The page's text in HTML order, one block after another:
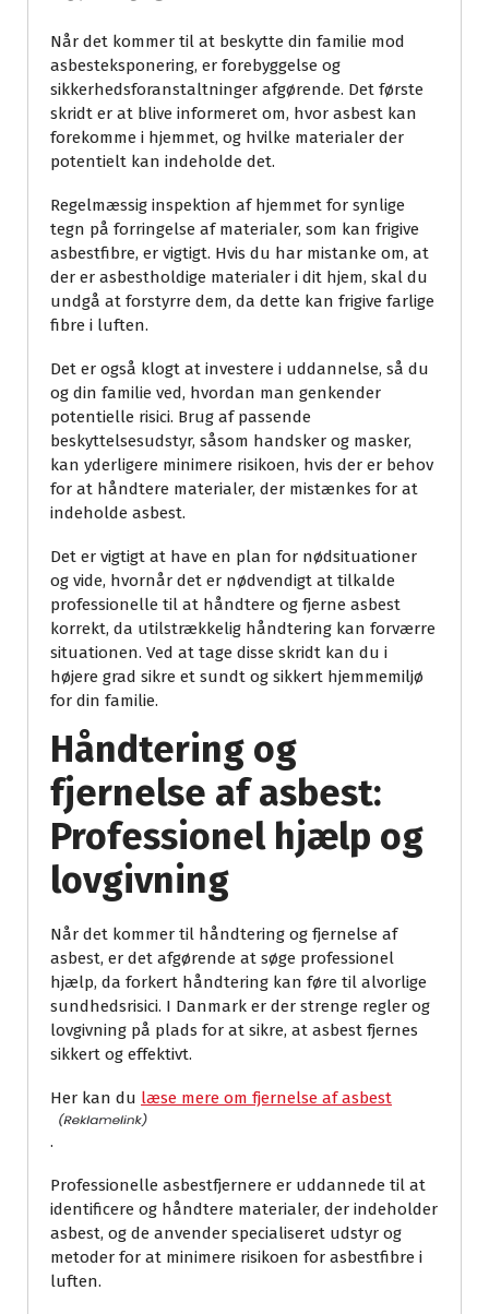
Når det kommer til at beskytte din familie mod
asbesteksponering, er forebyggelse og
sikkerhedsforanstaltninger afgørende. Det første
skridt er at blive informeret om, hvor asbest kan
forekomme i hjemmet, og hvilke materialer der
potentielt kan indeholde det.
Regelmæssig inspektion af hjemmet for synlige
tegn på forringelse af materialer, som kan frigive
asbestfibre, er vigtigt. Hvis du har mistanke om, at
der er asbestholdige materialer i dit hjem, skal du
undgå at forstyrre dem, da dette kan frigive farlige
fibre i luften.
Det er også klogt at investere i uddannelse, så du
og din familie ved, hvordan man genkender
potentielle risici. Brug af passende
beskyttelsesudstyr, såsom handsker og masker,
kan yderligere minimere risikoen, hvis der er behov
for at håndtere materialer, der mistænkes for at
indeholde asbest.
Det er vigtigt at have en plan for nødsituationer
og vide, hvornår det er nødvendigt at tilkalde
professionelle til at håndtere og fjerne asbest
korrekt, da utilstrækkelig håndtering kan forværre
situationen. Ved at tage disse skridt kan du i
højere grad sikre et sundt og sikkert hjemmemiljø
for din familie.
Håndtering og
fjernelse af asbest:
Professionel hjælp og
lovgivning
Når det kommer til håndtering og fjernelse af
asbest, er det afgørende at søge professionel
hjælp, da forkert håndtering kan føre til alvorlige
sundhedsrisici. I Danmark er der strenge regler og
lovgivning på plads for at sikre, at asbest fjernes
sikkert og effektivt.
Her kan du læse mere om fjernelse af asbest
.
Professionelle asbestfjernere er uddannede til at
identificere og håndtere materialer, der indeholder
asbest, og de anvender specialiseret udstyr og
metoder for at minimere risikoen for asbestfibre i
luften.